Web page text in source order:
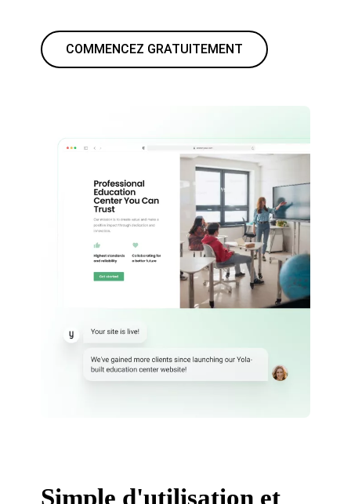
COMMENCEZ GRATUITEMENT
Simple d'utilisation et